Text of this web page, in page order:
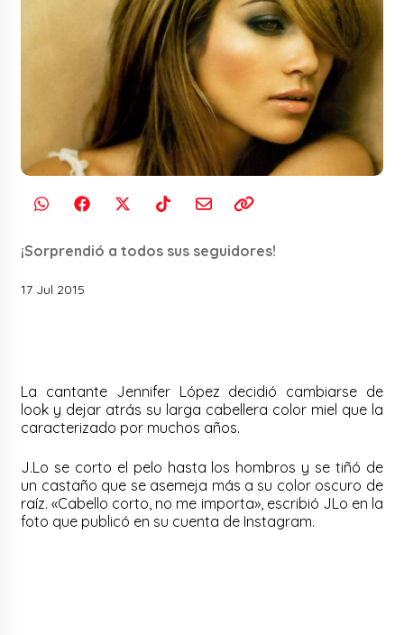
¡Sorprendió a todos sus seguidores!
17 Jul 2015
La cantante Jennifer López decidió cambiarse de
look y dejar atrás su larga cabellera color miel que la
caracterizado por muchos años.
J.Lo se corto el pelo hasta los hombros y se tiñó de
un castaño que se asemeja más a su color oscuro de
raíz. «Cabello corto, no me importa», escribió JLo en la
foto que publicó en su cuenta de Instagram.